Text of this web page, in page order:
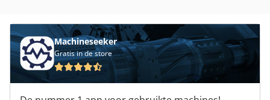
Schuren Van De Machine
Trailer Voor
Verscherping Van De Machine
Machineseeker
Gratis in de store